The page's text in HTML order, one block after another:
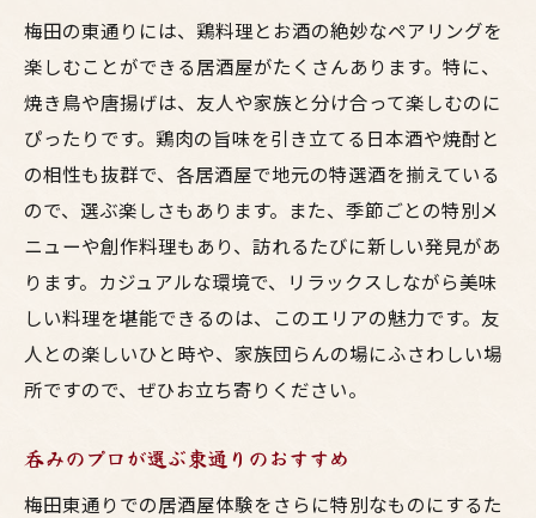
梅田の東通りには、鶏料理とお酒の絶妙なペアリングを
楽しむことができる居酒屋がたくさんあります。特に、
焼き鳥や唐揚げは、友人や家族と分け合って楽しむのに
ぴったりです。鶏肉の旨味を引き立てる日本酒や焼酎と
の相性も抜群で、各居酒屋で地元の特選酒を揃えている
ので、選ぶ楽しさもあります。また、季節ごとの特別メ
ニューや創作料理もあり、訪れるたびに新しい発見があ
ります。カジュアルな環境で、リラックスしながら美味
しい料理を堪能できるのは、このエリアの魅力です。友
人との楽しいひと時や、家族団らんの場にふさわしい場
所ですので、ぜひお立ち寄りください。
呑みのプロが選ぶ東通りのおすすめ
梅田東通りでの居酒屋体験をさらに特別なものにするた